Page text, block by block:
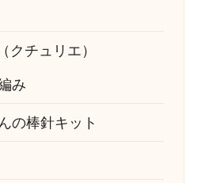
クチュリエ）
み
の棒針キット